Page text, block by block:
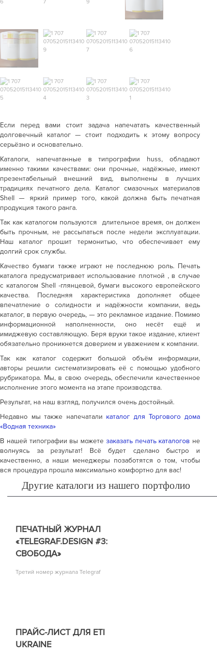
Если перед вами стоит задача напечатать качественный
долговечный каталог — стоит подходить к этому вопросу
серьёзно и основательно.
Каталоги, напечатанные в типрографии huss, обладают
именно такими качествами: они прочные, надёжные, имеют
презентабельный внешний вид, выполнены в лучших
традициях печатного дела. Каталог смазочных материалов
Shell — яркий пример того, какой должна быть печатная
продукция такого ранга.
Так как каталогом пользуются длительное время, он должен
быть прочным, не рассыпаться после недели эксплуатации.
Наш каталог прошит термонитью, что обеспечивает ему
долгий срок службы.
Качество бумаги также играют не последнюю роль. Печать
каталога предусматривает использование плотной , в случае
с каталогом Shell -глянцевой, бумаги высокого европейского
качества. Последняя характеристика дополняет общее
впечатление о солидности и надёжности компании, ведь
каталог, в первую очередь, — это рекламное издание. Помимо
информационной наполненности, оно несёт ещё и
имиджевую составляющую. Беря вруки такое издание, клиент
обязательно проникнется доверием и уважением к компании.
Так как каталог содержит большой объём информации,
авторы решили систематизировать её с помощью удобного
рубрикатора. Мы, в свою очередь, обеспечили качественное
исполнение этого момента на этапе производства.
Результат, на наш взгляд, получился очень достойный.
Недавно мы также напечатали каталог для Торгового дома
«Водная техника»
В нашей типографии вы можете заказать печать каталогов не
волнуясь за результат! Всё будет сделано быстро и
качественно, а наши менеджеры позаботятся о том, чтобы
вся процедура прошла максимально комфортно для вас!
Другие каталоги из нашего портфолио
ПЕЧАТНЫЙ ЖУРНАЛ
«TELEGRAF.DESIGN #3:
СВОБОДА»
Третий номер журнала Telegraf
ПРАЙС-ЛИСТ ДЛЯ ETI
UKRAINE